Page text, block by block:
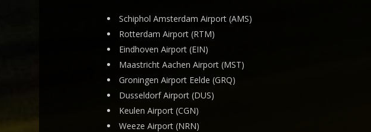
Schiphol Amsterdam Airport (AMS)
Rotterdam Airport (RTM)
Eindhoven Airport (EIN)
Maastricht Aachen Airport (MST)
Groningen Airport Eelde (GRQ)
Dusseldorf Airport (DUS)
Keulen Airport (CGN)
Weeze Airport (NRN)